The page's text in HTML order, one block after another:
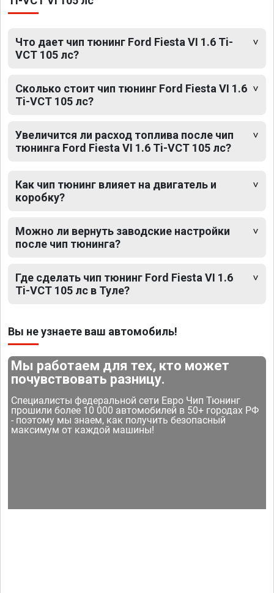
Что дает чип тюнинг Ford Fiesta VI 1.6 Ti-
VCT 105 лс?
Сколько стоит чип тюнинг Ford Fiesta VI 1.6
Ti-VCT 105 лс?
Увеличится ли расход топлива после чип
тюнинга Ford Fiesta VI 1.6 Ti-VCT 105 лс?
Как чип тюнинг влияет на двигатель и
коробку?
Можно ли вернуть заводские настройки
после чип тюнинга?
Где сделать чип тюнинг Ford Fiesta VI 1.6
Ti-VCT 105 лс в Туле?
Вы не узнаете ваш автомобиль!
Мы работаем для тех, кто может
почувствовать разницу.
Специалисты федеральной сети Евро Чип Тюнинг
прошили более 10 000 автомобилей в 50+ городах РФ
- поэтому мы знаем, как получить безопасный
максимум от каждой машины!